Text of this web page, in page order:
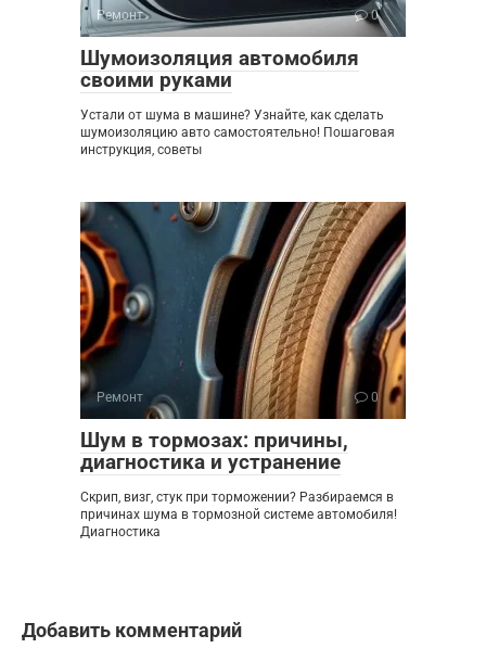
Ремонт 0
Шумоизоляция автомобиля
своими руками
Устали от шума в машине? Узнайте, как сделать
шумоизоляцию авто самостоятельно! Пошаговая
инструкция, советы
Ремонт 0
Шум в тормозах: причины,
диагностика и устранение
Скрип, визг, стук при торможении? Разбираемся в
причинах шума в тормозной системе автомобиля!
Диагностика
Добавить комментарий